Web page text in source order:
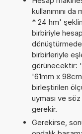
kullanımını
* 24 hm'
birbiriyle
birbirleriyle
görünecektir:
'61mm x
birleştirilen
uyması ve
gerekir.
Gerekirse,